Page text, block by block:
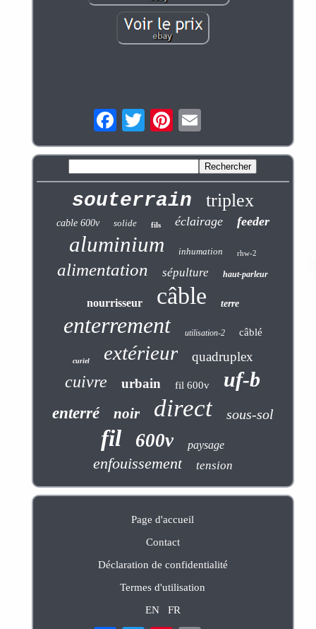
souterrain triplex
cable 600v solide fils éclairage feeder
aluminium inhumation rhw-2
alimentation sépulture haut-parleur
nourrisseur câble terre
enterrement utilisation-2 câblé
curiel extérieur quadruplex
cuivre urbain fil 600v uf-b
enterré noir direct sous-sol
fil 600v paysage
enfouissement tension
Page d'accueil
Contact
Déclaration de confidentialité
Termes d'utilisation
EN
FR